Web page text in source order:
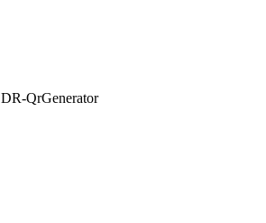
DR-QrGenerator